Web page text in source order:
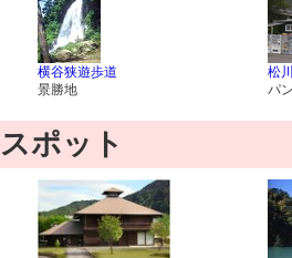
横谷狭遊歩道
景勝地
松
パ
ポット